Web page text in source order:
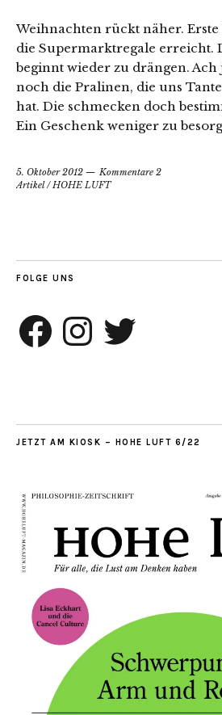
Weihnachten rückt näher.
die Supermarktregale erreicht.
beginnt wieder zu drängen. Ach
noch die Pralinen, die uns
hat. Die schmecken doch
Ein Geschenk weniger zu
5. Oktober 2012
Kommentare 2
Artikel/HOHE LUFT
FOLGE UNS
Facebook InstagramTwitter
JETZT AM KIOSK – HOHE LUFT 6/22